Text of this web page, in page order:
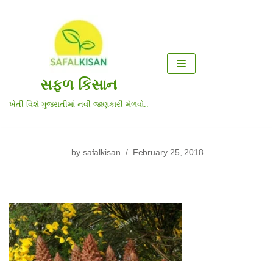
સફળ કિસાન
ખેતી વિશે ગુજરાતીમાં નવી જાણકારી મેળવો..
by safalkisan February 25, 2018